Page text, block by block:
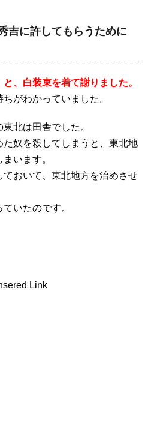
吉に許してもらうために
、白装束を着て謝りました。
がわかっていました。
北は田舎でした。
奴を殺してしまうと、東北地
います。
おいて、東北地方を治めさせ
いたのです。
Link